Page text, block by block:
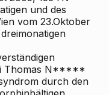
und des
vom 23.Oktober
Thomas N*****
durch den